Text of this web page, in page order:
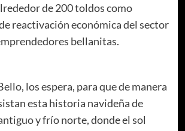
de 200 toldos como
reactivación económica del sector
bellanitas.
los espera, para que de manera
esta historia navideña de
y frío norte, donde el sol